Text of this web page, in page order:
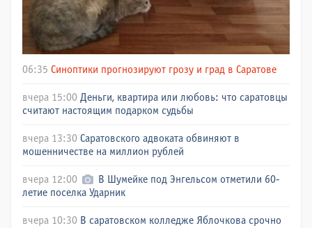
06:35 Синоптики прогнозируют грозу и град в Саратове
вчера 15:00 Деньги, квартира или любовь: что саратовцы
считают настоящим подарком судьбы
вчера 13:30 Саратовского адвоката обвиняют в
мошенничестве на миллион рублей
вчера 12:00
В Шумейке под Энгельсом отметили 60-
летие поселка Ударник
вчера 10:30 В саратовском колледже Яблочкова срочно